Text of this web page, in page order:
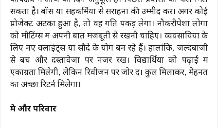
सकता है। बॉस या सहकर्मियों से सराहना की उम्मीद करें। अगर कोई
प्रोजेक्ट अटका हुआ है, तो वह गति पकड़ लेगा। नौकरीपेशा लोगों
को मीटिंग्स में अपनी बात मजबूती से रखनी चाहिए। व्यवसायियों के
लिए नए क्लाइंट्स या सौदे के योग बन रहे हैं। हालांकि, जल्दबाजी
से बचें और दस्तावेजों पर नजर रखें। विद्यार्थियों को पढ़ाई में
एकाग्रता मिलेगी, लेकिन रिवीजन पर जोर दें। कुल मिलाकर, मेहनत
का अच्छा रिटर्न मिलेगा।
प्रेम और परिवार